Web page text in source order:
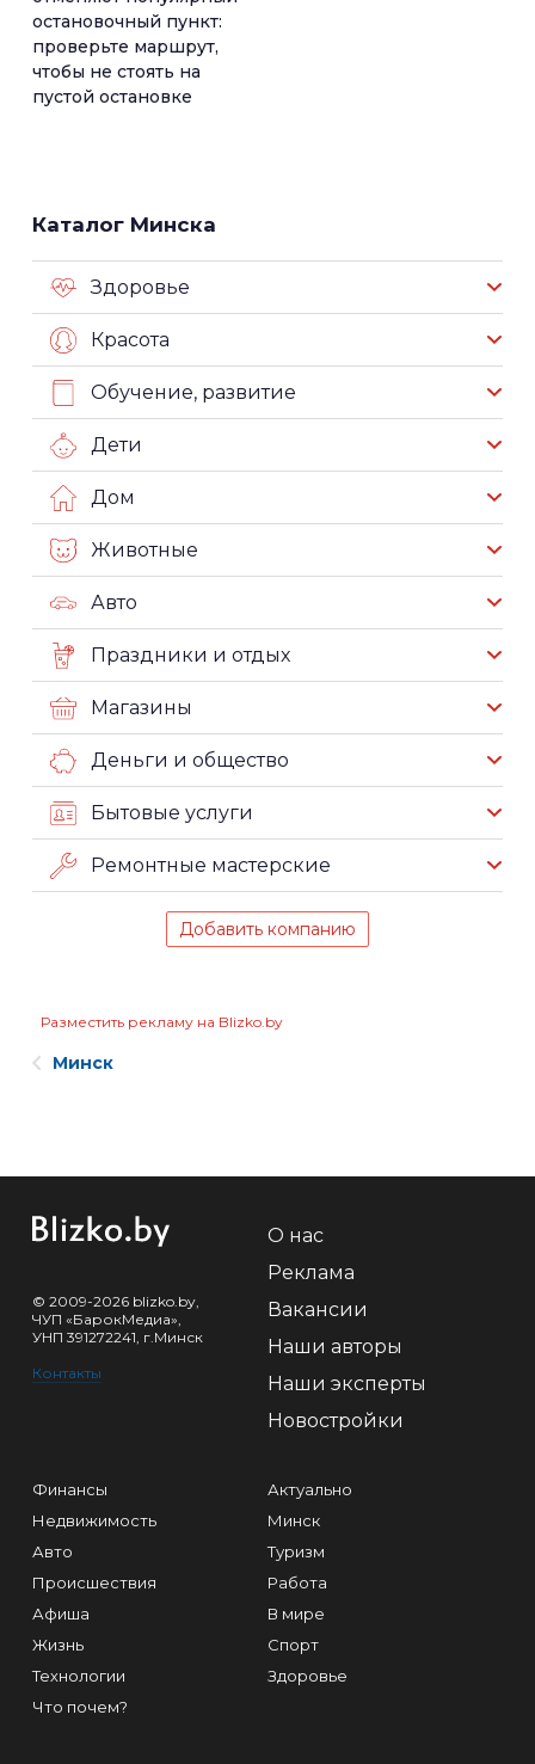
остановочный пункт:
проверьте маршрут,
чтобы не стоять на
пустой остановке
Каталог Минска
Здоровье
Красота
Обучение, развитие
Дети
Дом
Животные
Авто
Праздники и отдых
Магазины
Деньги и общество
Бытовые услуги
Ремонтные мастерские
Добавить компанию
Разместить рекламу на Blizko.by
Минск
© 2009-2026 blizko.by,
ЧУП «БарокМедиа»,
УНП 391272241, г.Минск
Контакты
О нас
Реклама
Вакансии
Наши авторы
Наши эксперты
Новостройки
Финансы
Недвижимость
Авто
Происшествия
Афиша
Жизнь
Технологии
Что почем?
Актуально
Минск
Туризм
Работа
В мире
Спорт
Здоровье